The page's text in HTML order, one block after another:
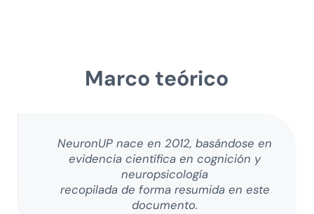
Marco teórico
NeuronUP nace en 2012, basándose en
evidencia científica en cognición y
neuropsicología
recopilada de forma resumida en este
documento.